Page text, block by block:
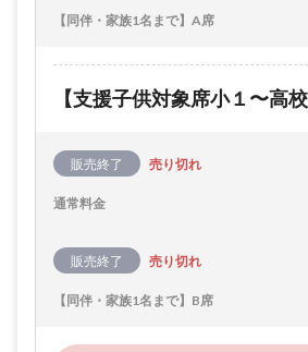
【同伴・家族1名まで】A席
【支援子供対象席小１〜高
販売終了 売り切れ
通常料金
販売終了 売り切れ
【同伴・家族1名まで】B席